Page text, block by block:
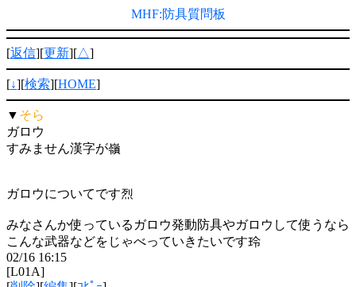
MHF:防具質問板
[返信][更新][△]
[↓][検索][HOME]
▼ そら
ガロウ
すみません漢字が嶺
ガロウについてです烈
みなさんか使っているガロウ発動防具やガロウして使うなら
こんな武器などをじゃべっていきたいです玲
02/16 16:15
[L01A]